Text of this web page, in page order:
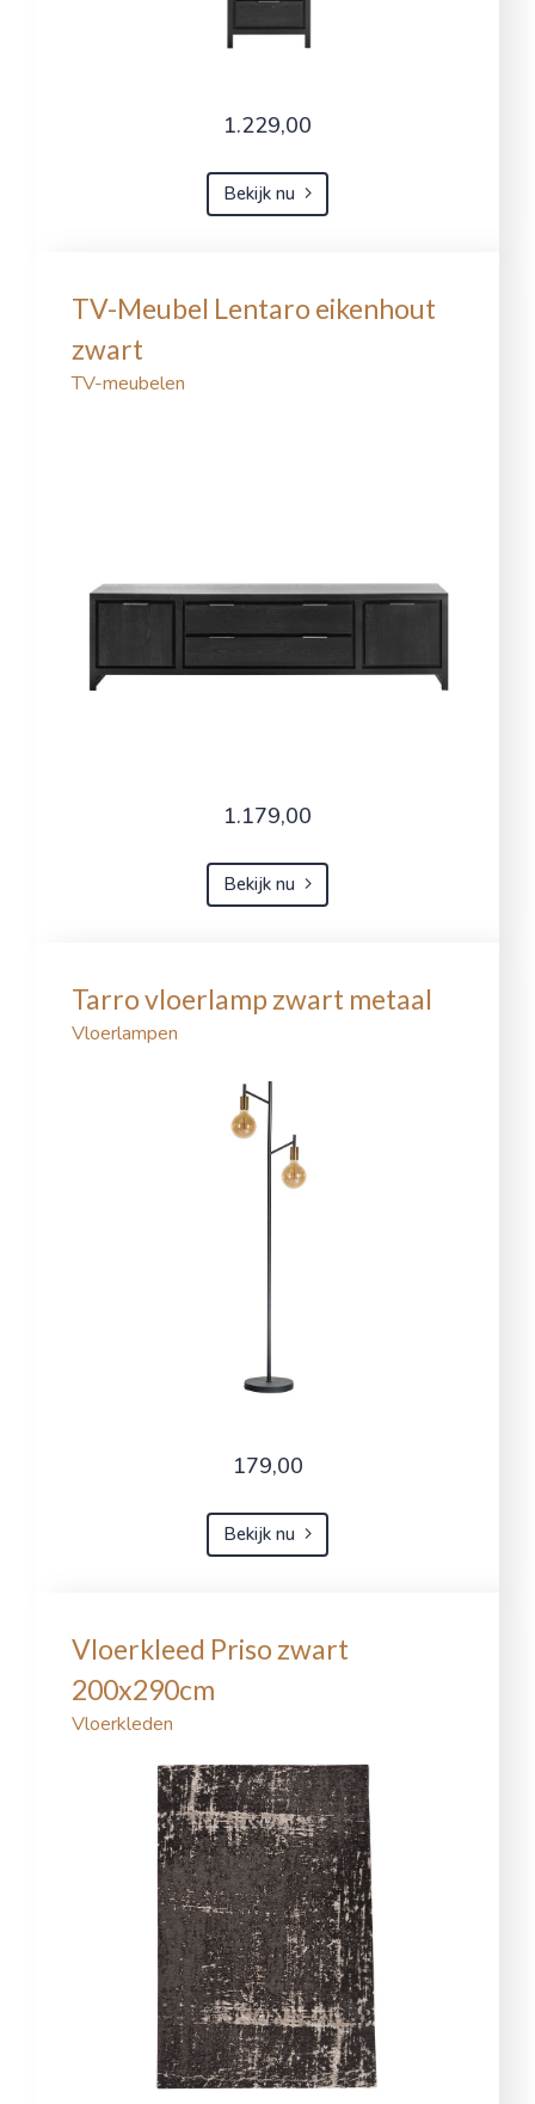
1.229,00
Bekijk nu
TV-Meubel Lentaro eikenhout
zwart
TV-meubelen
1.179,00
Bekijk nu
Tarro vloerlamp zwart metaal
Vloerlampen
179,00
Bekijk nu
Vloerkleed Priso zwart
200x290cm
Vloerkleden